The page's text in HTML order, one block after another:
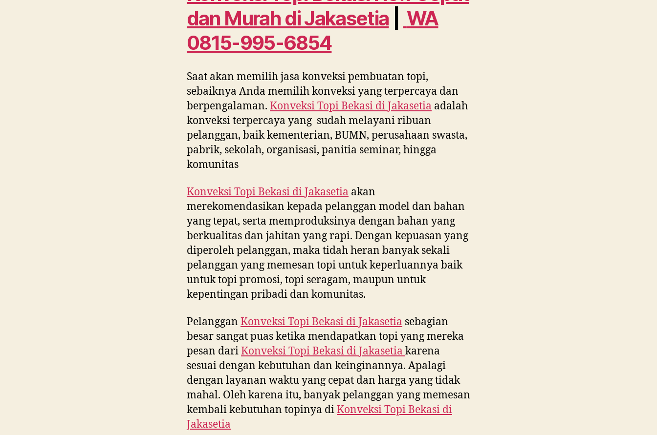
Jakasetia
dan Murah diJakasetia
WA
0815-995-6854
Saat akan memilih jasa konveksi pembuatan topi,
sebaiknya Anda memilih konveksi yang terpercaya dan
berpengalaman. Konveksi Topi Bekasi diJakasetia adalah
konveksi terpercaya yang sudah melayani ribuan
pelanggan, baik kementerian, BUMN, perusahaan swasta,
pabrik, sekolah, organisasi, panitia seminar, hingga
komunitas
Konveksi Topi Bekasi diJakasetia akan
merekomendasikan kepada pelanggan model dan bahan
yang tepat, serta memproduksinya dengan bahan yang
berkualitas dan jahitan yang rapi. Dengan kepuasan yang
diperoleh pelanggan, maka tidah heran banyak sekali
pelanggan yang memesan topi untuk keperluannya baik
untuk topi promosi, topi seragam, maupun untuk
kepentingan pribadi dan komunitas.
Pelanggan Konveksi Topi Bekasi diJakasetia sebagian
besar sangat puas ketika mendapatkan topi yang mereka
pesan dariKonveksi Topi Bekasi diJakasetia karena
sesuai dengan kebutuhan dan keinginannya. Apalagi
dengan layanan waktu yang cepat dan harga yang tidak
mahal. Oleh karena itu, banyak pelanggan yang memesan
kembali kebutuhan topinya diKonveksi Topi Bekasi di
Jakasetia